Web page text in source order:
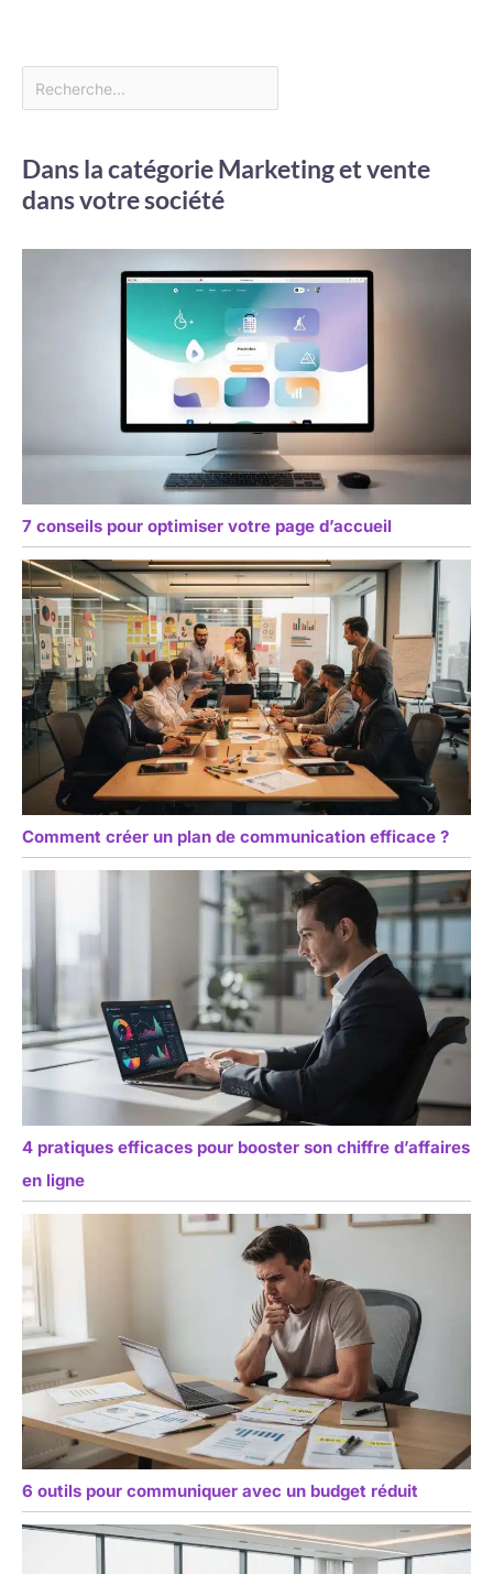
Dans la catégorie Marketing et vente
dans votre société
7 conseils pour optimiser votre page d’accueil
Comment créer un plan de communication efficace ?
4 pratiques efficaces pour booster son chiffre d’affaires
en ligne
6 outils pour communiquer avec un budget réduit